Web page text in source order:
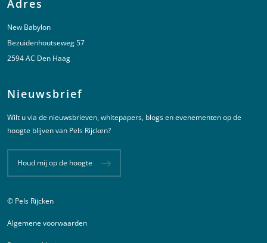
Adres
New Babylon
Bezuidenhoutseweg 57
2594 AC Den Haag
Nieuwsbrief
Wilt u via de nieuwsbrieven, whitepapers, blogs en evenementen op de
hoogte blijven van Pels Rijcken?
Houd mij op de hoogte
Juridische informatie
© Pels Rijcken
Algemene voorwaarden